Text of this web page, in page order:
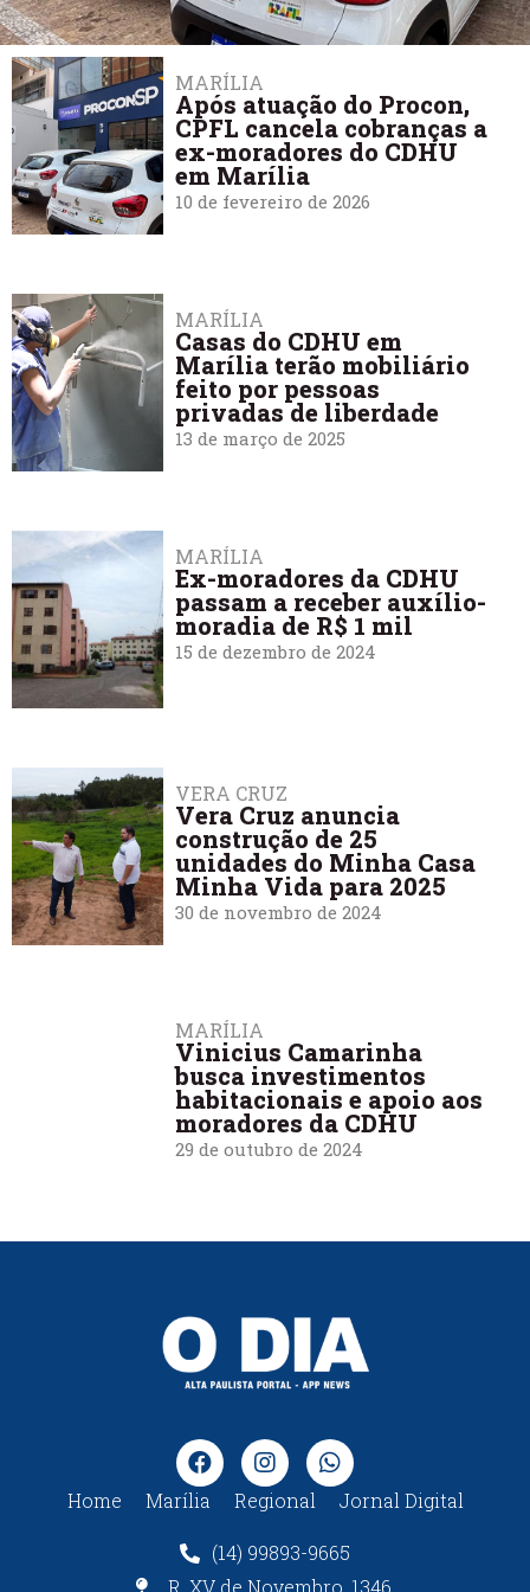
MARÍLIA
Após atuação do Procon,
CPFL cancela cobranças a
ex-moradores do CDHU
em Marília
10 de fevereiro de 2026
MARÍLIA
Casas do CDHU em
Marília terão mobiliário
feito por pessoas
privadas de liberdade
13 de março de 2025
MARÍLIA
Ex-moradores da CDHU
passam a receber auxílio-
moradia de R$ 1 mil
15 de dezembro de 2024
VERA CRUZ
Vera Cruz anuncia
construção de 25
unidades do Minha Casa
Minha Vida para 2025
30 de novembro de 2024
MARÍLIA
Vinicius Camarinha
busca investimentos
habitacionais e apoio aos
moradores da CDHU
29 de outubro de 2024
Home Marília Regional Jornal Digital
(14) 99893-9665
R. XV de Novembro, 1346